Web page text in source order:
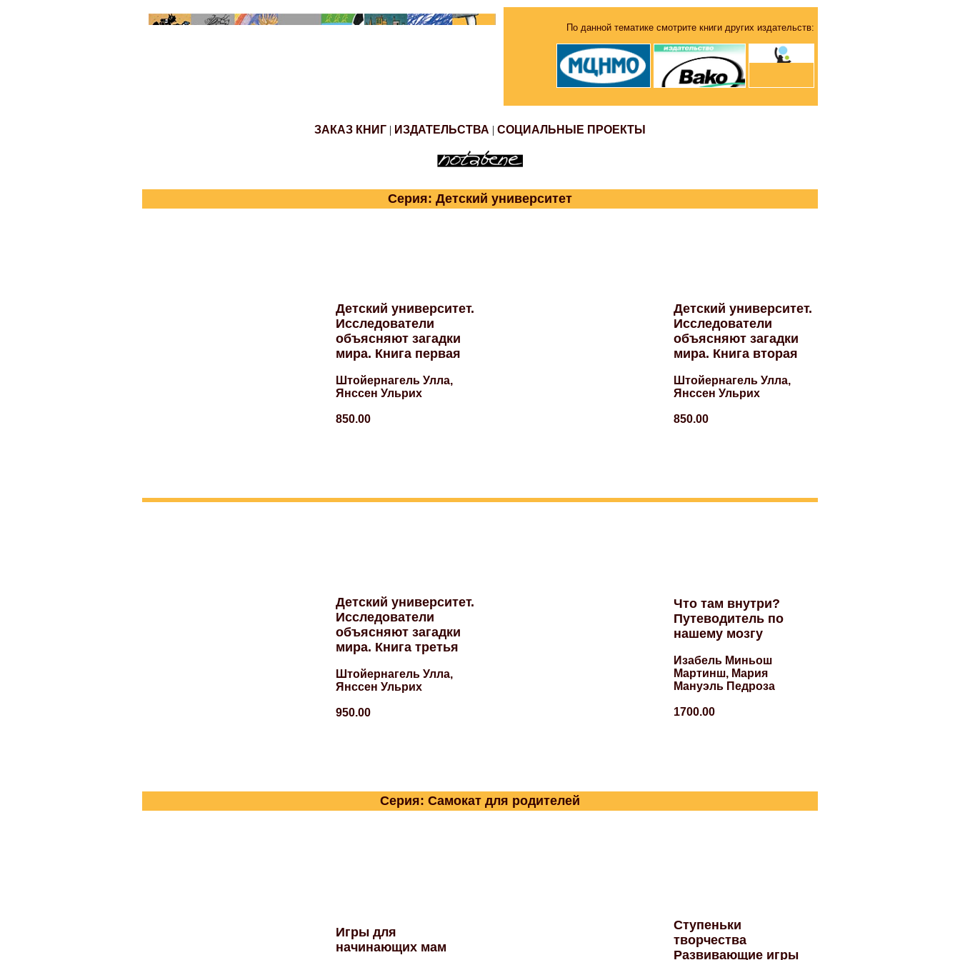
По данной тематике смотрите книги других издательств:
ЗАКАЗ КНИГ | ИЗДАТЕЛЬСТВА | СОЦИАЛЬНЫЕ ПРОЕКТЫ
Серия: Детский университет
Детский университет.
Исследователи
объясняют загадки
мира. Книга первая
Штойернагель Улла,
Янссен Ульрих
850.00
Детский университет.
Исследователи
объясняют загадки
мира. Книга вторая
Штойернагель Улла,
Янссен Ульрих
850.00
Детский университет.
Исследователи
объясняют загадки
мира. Книга третья
Штойернагель Улла,
Янссен Ульрих
950.00
Что там внутри?
Путеводитель по
нашему мозгу
Изабель Миньош
Мартинш, Мария
Мануэль Педроза
1700.00
Серия: Самокат для родителей
Игры для
начинающих мам
Ступеньки
творчества
Развивающие игры